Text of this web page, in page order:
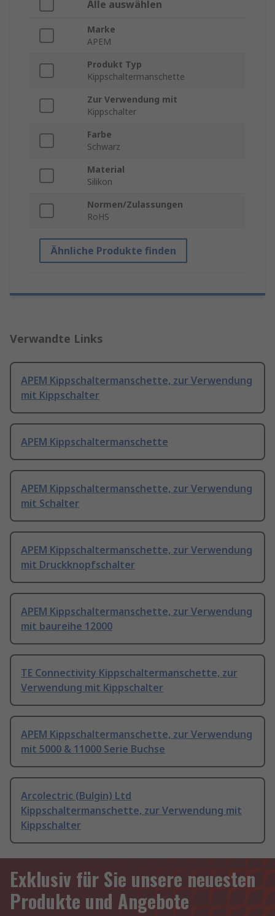
Alle auswählen
Marke
APEM
Produkt Typ
Kippschaltermanschette
Zur Verwendung mit
Kippschalter
Farbe
Schwarz
Material
Silikon
Normen/Zulassungen
RoHS
Ähnliche Produkte finden
Verwandte Links
APEM Kippschaltermanschette, zur Verwendung
mit Kippschalter
APEM Kippschaltermanschette
APEM Kippschaltermanschette, zur Verwendung
mit Schalter
APEM Kippschaltermanschette, zur Verwendung
mit Druckknopfschalter
APEM Kippschaltermanschette, zur Verwendung
mit baureihe 12000
TE Connectivity Kippschaltermanschette, zur
Verwendung mit Kippschalter
APEM Kippschaltermanschette, zur Verwendung
mit 5000 & 11000 Serie Buchse
Arcolectric (Bulgin) Ltd
Kippschaltermanschette, zur Verwendung mit
Kippschalter
Exklusiv für Sie unsere neuesten
Produkte und Angebote